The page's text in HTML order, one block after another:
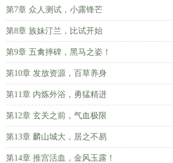
第7章 众人测试，小露锋芒
第8章 族妹汀兰，比试开始
第9章 五禽摔碑，黑马之姿！
第10章 发放资源，百草养身
第11章 内炼外浴，勇猛精进
第12章 玄关之前，气血极限
第13章 麟山城大，居之不易
第14章 推宫活血，金风玉露！